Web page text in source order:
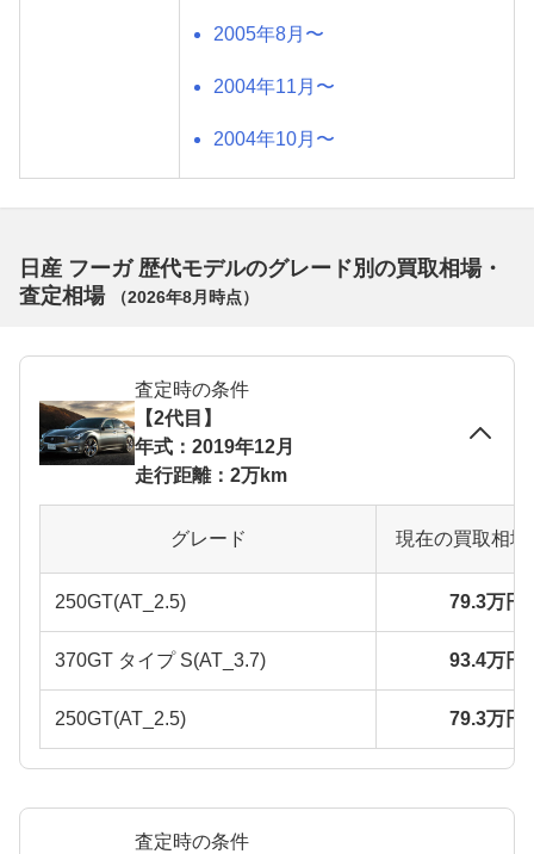
2005年8月〜
2004年11月〜
2004年10月〜
日産 フーガ 歴代モデルのグレード別の買取相場・
査定相場
（2026年8月 時点）
査定時の条件
【2代目】
年式：2019年12月
走行距離：2万km
グレード 現在の買取相
250GT(AT_2.5) 79.3万円
370GT タイプ S(AT_3.7) 93.4万円
250GT(AT_2.5) 79.3万円
査定時の条件